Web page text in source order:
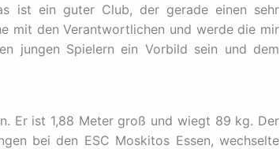
ist ein guter Club, der gerade einen sehr
mit den Verantwortlichen und werde die mir
jungen Spielern ein Vorbild sein und dem
Er ist 1,88 Meter groß und wiegt 89 kg. Der
bei den ESC Moskitos Essen, wechselte